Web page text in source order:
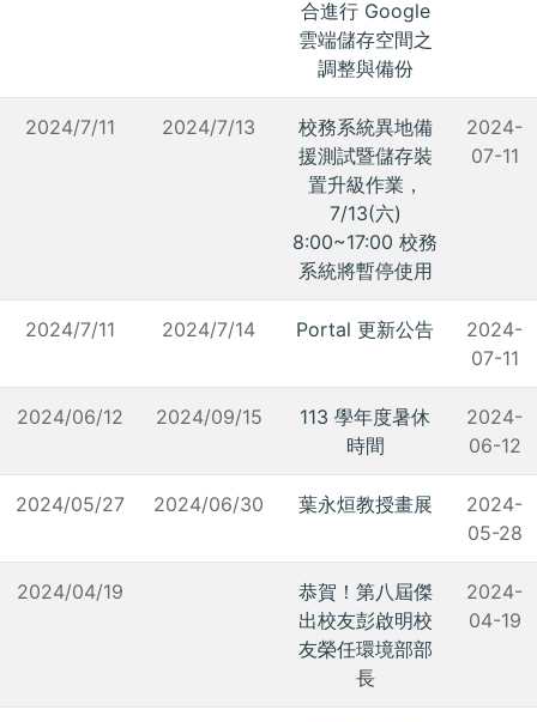
合進行 Google
雲端儲存空間之
調整與備份
2024/7/11 2024/7/13
校務系統異地備
援測試暨儲存裝
置升級作業，
7/13(六)
8:00~17:00 校務
系統將暫停使用
2024-
07-11
2024/7/11 2024/7/14 Portal 更新公告
2024-
07-11
2024/06/12 2024/09/15
113 學年度暑休
時間
2024-
06-12
2024/05/27 2024/06/30 葉永烜教授畫展
2024-
05-28
2024/04/19
恭賀！第八屆傑
出校友彭啟明校
友榮任環境部部
長
2024-
04-19